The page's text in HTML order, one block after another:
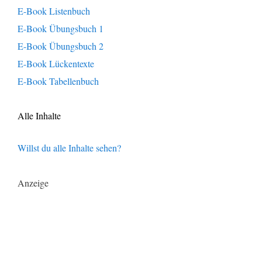
E-Book Listenbuch
E-Book Übungsbuch 1
E-Book Übungsbuch 2
E-Book Lückentexte
E-Book Tabellenbuch
Alle Inhalte
Willst du alle Inhalte sehen?
Anzeige